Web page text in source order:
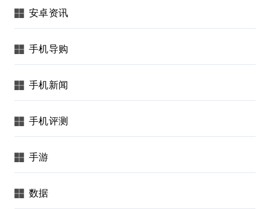
安卓资讯
手机导购
手机新闻
手机评测
手游
数据